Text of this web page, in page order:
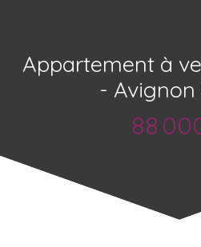
Appartement à
- Avignon
88